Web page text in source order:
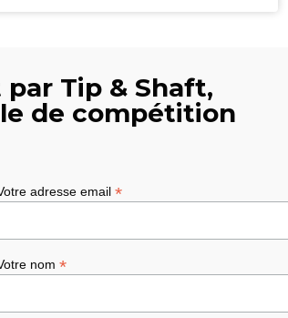
Tip & Shaft,
de compétition
adresse email *
nom *